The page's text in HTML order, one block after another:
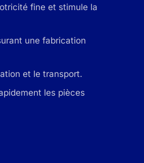
fine et stimule la
une fabrication
et le transport.
les pièces